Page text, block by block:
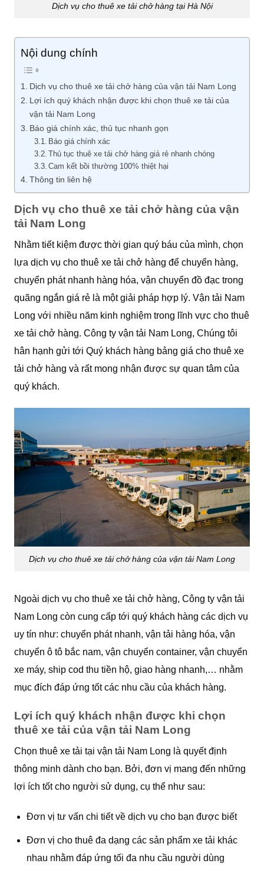
Dịch vụ cho thuê xe tải chở hàng tại Hà Nội
Nội dung chính
Dịch vụ cho thuê xe tải chở hàng của vận tải Nam Long
Lợi ích quý khách nhận được khi chọn thuê xe tải của
vận tải Nam Long
Báo giá chính xác, thủ tục nhanh gọn
Báo giá chính xác
Thủ tục thuê xe tải chở hàng giá rẻ nhanh chóng
Cam kết bồi thường 100% thiệt hại
Thông tin liên hệ
Dịch vụ cho thuê xe tải chở hàng của vận
tải Nam Long
Nhằm tiết kiệm được thời gian quý báu của mình, chọn
lựa dịch vụ cho thuê xe tải chở hàng để chuyển hàng,
chuyển phát nhanh hàng hóa, vận chuyển đồ đạc trong
quãng ngắn giá rẻ là một giải pháp hợp lý. Vận tải Nam
Long với nhiều năm kinh nghiệm trong lĩnh vực cho thuê
xe tải chở hàng. Công ty vận tải Nam Long, Chúng tôi
hân hạnh gửi tới Quý khách hàng bảng giá cho thuê xe
tải chở hàng và rất mong nhận được sự quan tâm của
quý khách.
Dịch vụ cho thuê xe tải chở hàng của vận tải Nam Long
Ngoài dịch vụ cho thuê xe tải chở hàng, Công ty vận tải
Nam Long còn cung cấp tới quý khách hàng các dịch vụ
uy tín như: chuyển phát nhanh, vận tải hàng hóa, vận
chuyển ô tô bắc nam, vận chuyển container, vận chuyển
xe máy, ship cod thu tiền hộ, giao hàng nhanh,… nhằm
mục đích đáp ứng tốt các nhu cầu của khách hàng.
Lợi ích quý khách nhận được khi chọn
thuê xe tải của vận tải Nam Long
Chọn thuê xe tải tại vận tải Nam Long là quyết định
thông minh dành cho bạn. Bởi, đơn vị mang đến những
lợi ích tốt cho người sử dụng, cụ thể như sau:
Đơn vị tư vấn chi tiết về dịch vụ cho bạn được biết
Đơn vị cho thuê đa dạng các sản phẩm xe tải khác
nhau nhằm đáp ứng tối đa nhu cầu người dùng